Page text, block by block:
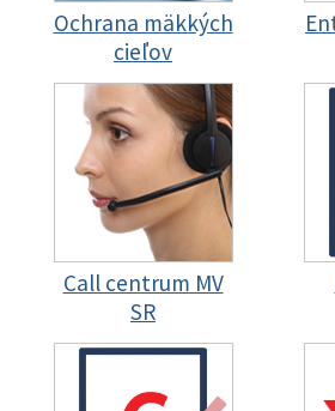
Ochrana mäkkých
cieľov
Call centrum MV
SR